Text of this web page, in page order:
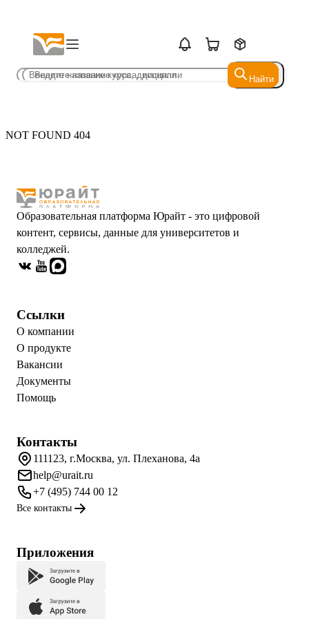
Найти
Найти
NOT FOUND 404
Образовательная платформа Юрайт - это цифровой
контент, сервисы, данные для университетов и
колледжей.
Ссылки
О компании
О продукте
Вакансии
Документы
Помощь
Контакты
111123, г.Москва, ул. Плеханова, 4а
help@urait.ru
+7 (495) 744 00 12
Все контакты
Приложения